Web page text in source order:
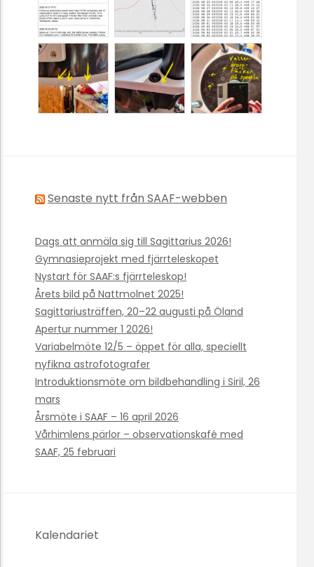
Senaste nytt från SAAF-webben
Dags att anmäla sig till Sagittarius 2026!
Gymnasieprojekt med fjärrteleskopet
Nystart för SAAF:s fjärrteleskop!
Årets bild på Nattmolnet 2025!
Sagittariusträffen, 20–22 augusti på Öland
Apertur nummer 1 2026!
Variabelmöte 12/5 – öppet för alla, speciellt
nyfikna astrofotografer
Introduktionsmöte om bildbehandling i Siril, 26
mars
Årsmöte i SAAF – 16 april 2026
Vårhimlens pärlor – observationskafé med
SAAF, 25 februari
Kalendariet